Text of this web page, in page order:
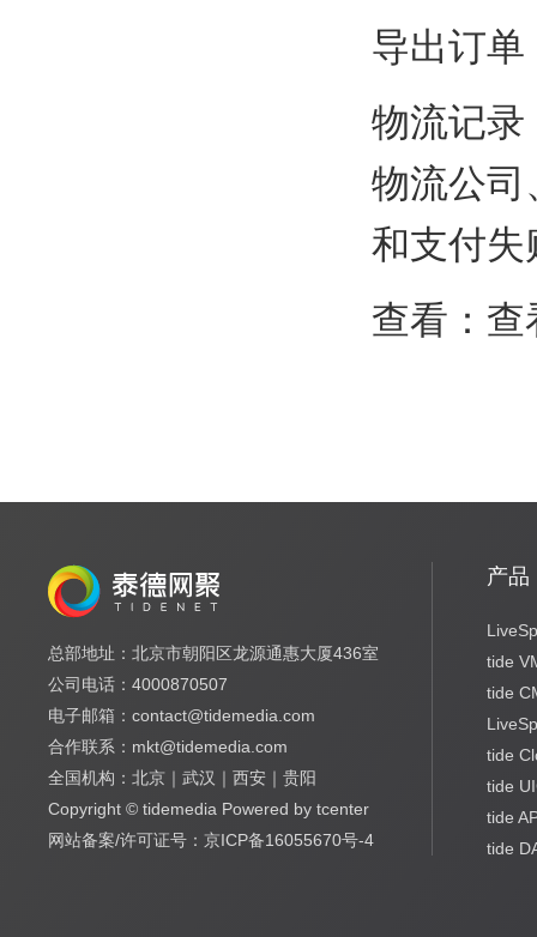
导出订
物流记录
物流公司
和支付失
查看：
总部地址：北京市朝阳区龙源通惠大厦436室
公司电话：4000870507
电子邮箱：contact@tidemedia.com
合作联系：mkt@tidemedia.com
全国机构：北京｜武汉｜西安｜贵阳
Copyright © tidemedia Powered by tcenter
网站备案/许可证号：京ICP备16055670号-4
产品
tide
tide
tide
tide
tide
tide